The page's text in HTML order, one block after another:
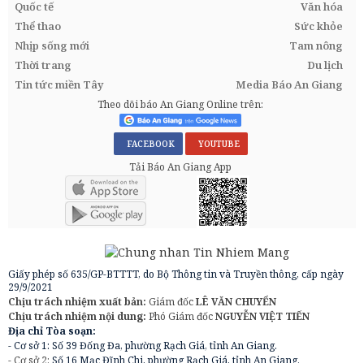
Quốc tế
Văn hóa
Thể thao
Sức khỏe
Nhịp sống mới
Tam nông
Thời trang
Du lịch
Tin tức miền Tây
Media Báo An Giang
Theo dõi báo An Giang Online trên:
FACEBOOK YOUTUBE
Tải Báo An Giang App
Giấy phép số 635/GP-BTTTT, do Bộ Thông tin và Truyền thông, cấp ngày
29/9/2021
Chịu trách nhiệm xuất bản: Giám đốcLÊ VĂN CHUYỂN
Chịu trách nhiệm nội dung: Phó Giám đốcNGUYỄN VIỆT TIẾN
Địa chỉ Tòa soạn:
- Cơ sở 1: Số 39 Đống Đa, phường Rạch Giá, tỉnh An Giang.
- Cơ sở 2: Số 16 Mạc Đĩnh Chi, phường Rạch Giá, tỉnh An Giang.